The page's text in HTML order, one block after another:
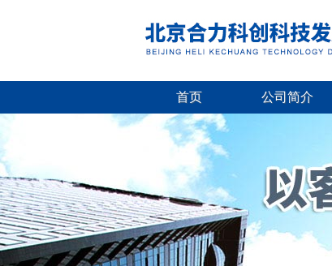
首页 公司简介